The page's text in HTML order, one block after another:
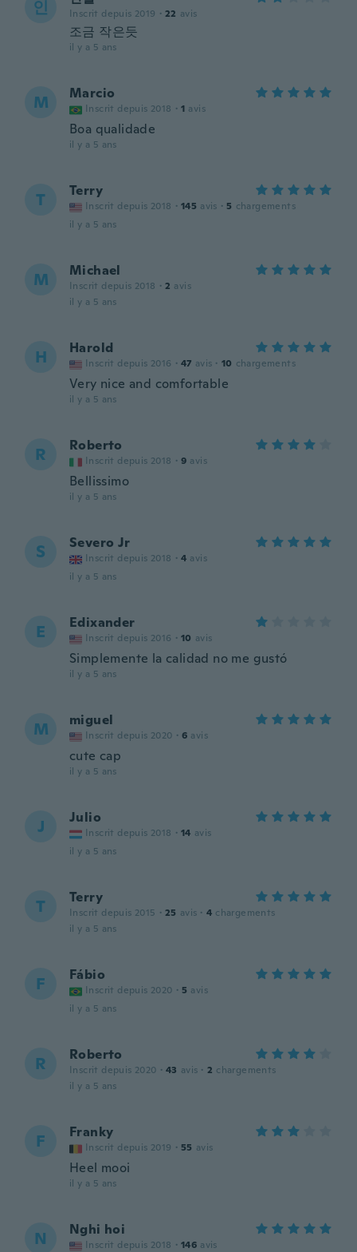
인 Inscrit depuis 2019 · 22 avis
조금 작은듯
il y a 5 ans
M Marcio
Inscrit depuis 2018 · 1 avis
Boa qualidade
il y a 5 ans
T Terry
Inscrit depuis 2018 · 145 avis · 5 chargements
il y a 5 ans
M Michael
Inscrit depuis 2018 · 2 avis
il y a 5 ans
H Harold
Inscrit depuis 2016 · 47 avis · 10 chargements
Very nice and comfortable
il y a 5 ans
R Roberto
Inscrit depuis 2018 · 9 avis
Bellissimo
il y a 5 ans
S Severo Jr
Inscrit depuis 2018 · 4 avis
il y a 5 ans
E Edixander
Inscrit depuis 2016 · 10 avis
Simplemente la calidad no me gustó
il y a 5 ans
M miguel
Inscrit depuis 2020 · 6 avis
cute cap
il y a 5 ans
J Julio
Inscrit depuis 2018 · 14 avis
il y a 5 ans
T Terry
Inscrit depuis 2015 · 25 avis · 4 chargements
il y a 5 ans
F Fábio
Inscrit depuis 2020 · 5 avis
il y a 5 ans
R Roberto
Inscrit depuis 2020 · 43 avis · 2 chargements
il y a 5 ans
F Franky
Inscrit depuis 2019 · 55 avis
Heel mooi
il y a 5 ans
N Nghi hoi
Inscrit depuis 2018 · 146 avis